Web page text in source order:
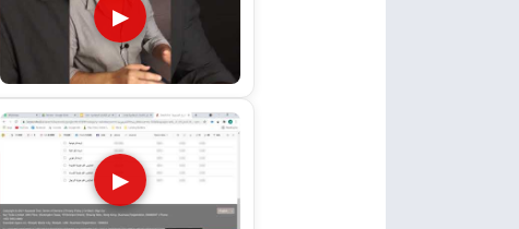
▶
▶